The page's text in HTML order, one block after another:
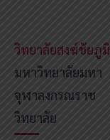
วิทยาลัยสงฆ์ชัยภูมิ
มหาวิทยาลัยมหา
จุฬาลงกรณราช
วิทยาลัย